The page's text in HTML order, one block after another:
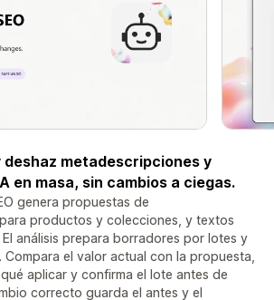
deshaz metadescripciones y
en masa, sin cambios a ciegas.
genera propuestas de
productos y colecciones, y textos
El análisis prepara borradores por lotes y
Compara el valor actual con la propuesta,
aplicar y confirma el lote antes de
correcto guarda el antes y el